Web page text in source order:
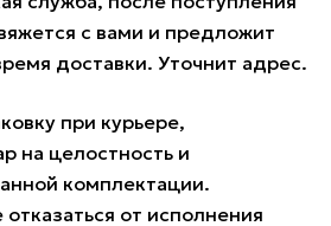
с вами и предложит
доставки. Уточнит адрес.
при курьере,
на целостность и
комплектации.
от исполнения